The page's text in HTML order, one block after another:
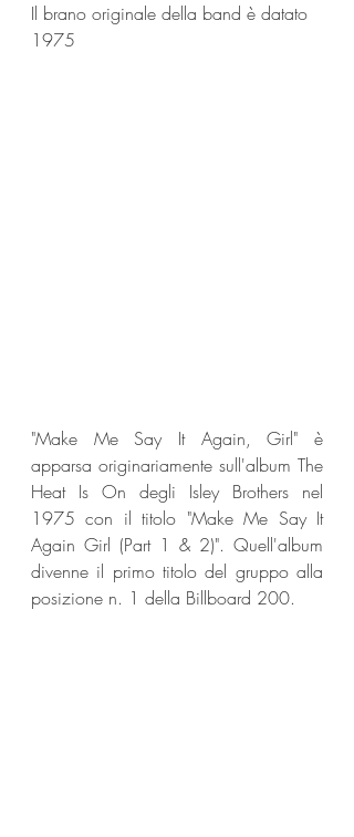
Il brano originale della band è datato
1975
"Make Me Say It Again, Girl" è
apparsa originariamente sull'album The
Heat Is On degli Isley Brothers nel
1975 con il titolo "Make Me Say It
Again Girl (Part 1 & 2)". Quell'album
divenne il primo titolo del gruppo alla
posizione n. 1 della Billboard 200.